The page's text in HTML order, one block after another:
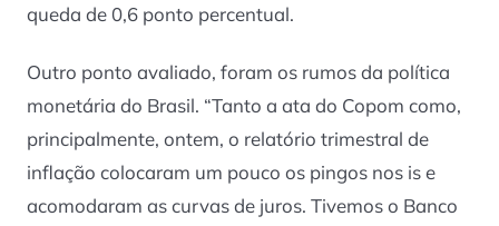
queda de 0,6 ponto percentual.
Outro ponto avaliado, foram os rumos da política
monetária do Brasil. “Tanto a ata do Copom como,
principalmente, ontem, o relatório trimestral de
inflação colocaram um pouco os pingos nos is e
acomodaram as curvas de juros. Tivemos o Banco